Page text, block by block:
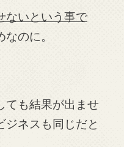
ないという事で
のに。
ても結果が出ませ
ジネスも同じだと